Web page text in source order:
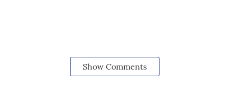
Show Comments